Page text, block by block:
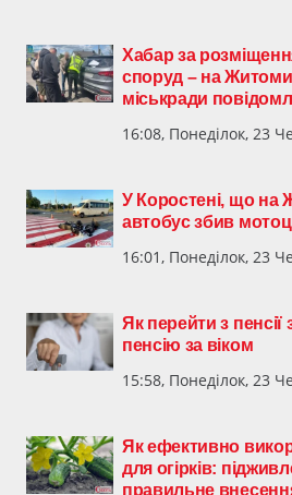
Хабар за
споруд – на
міськради
16:08, Понеділок, 23
У Коростені, що на
автобус збив
16:01, Понеділок, 23
Як перейти з пенсії
пенсію за віком
15:58, Понеділок, 23
Як ефективно
для огірків:
правильне